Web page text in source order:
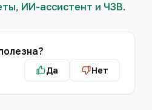
, ИИ-ассистент и ЧЗВ.
Да Нет